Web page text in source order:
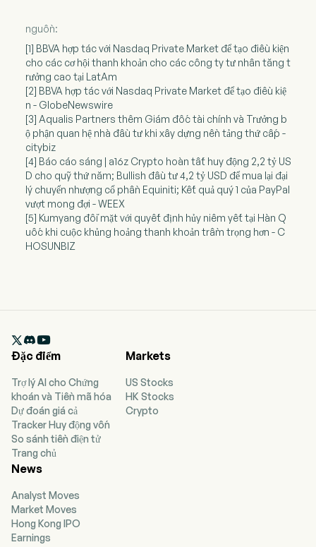
nguồn:
[1] BBVA hợp tác với Nasdaq Private Market để tạo điều kiện
cho các cơ hội thanh khoản cho các công ty tư nhân tăng t
rưởng cao tại LatAm
[2] BBVA hợp tác với Nasdaq Private Market để tạo điều kiệ
n - GlobeNewswire
[3] Aqualis Partners thêm Giám đốc tài chính và Trưởng b
ộ phận quan hệ nhà đầu tư khi xây dựng nền tảng thứ cấp -
citybiz
[4] Báo cáo sáng | a16z Crypto hoàn tất huy động 2,2 tỷ US
D cho quỹ thứ năm; Bullish đầu tư 4,2 tỷ USD để mua lại đại
lý chuyển nhượng cổ phần Equiniti; Kết quả quý 1 của PayPal
vượt mong đợi - WEEX
[5] Kumyang đối mặt với quyết định hủy niêm yết tại Hàn Q
uốc khi cuộc khủng hoảng thanh khoản trầm trọng hơn - C
HOSUNBIZ

Đặc điểm
Trợ lý AI cho Chứng
khoán và Tiền mã hóa
Dự đoán giá cả
Tracker Huy động vốn
So sánh tiền điện tử
Trang chủ
Markets
US Stocks
HK Stocks
Crypto
News
Analyst Moves
Market Moves
Hong Kong IPO
Earnings